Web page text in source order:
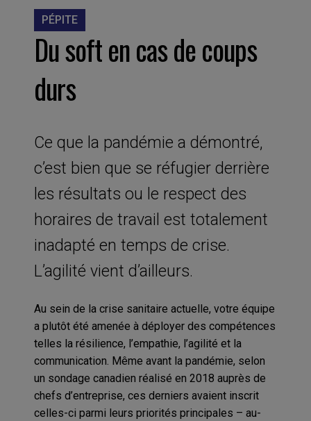
PÉPITE
Du soft en cas de coups
durs
Ce que la pandémie a démontré,
c’est bien que se réfugier derrière
les résultats ou le respect des
horaires de travail est totalement
inadapté en temps de crise.
L’agilité vient d’ailleurs.
Au sein de la crise sanitaire actuelle, votre équipe
a plutôt été amenée à déployer des compétences
telles la résilience, l’empathie, l’agilité et la
communication. Même avant la pandémie, selon
un sondage canadien réalisé en 2018 auprès de
chefs d’entreprise, ces derniers avaient inscrit
celles-ci parmi leurs priorités principales – au-